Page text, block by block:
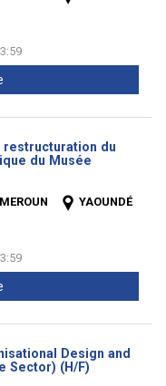
restructuration du
du Musée
YAOUNDÉ
Design and
Sector) (H/F)